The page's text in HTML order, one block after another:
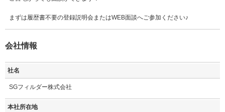
まずは履歴書不要の登録説明会またはWEB面談へご参加ください♪
会社情報
社名
SGフィルダー株式会社
本社所在地